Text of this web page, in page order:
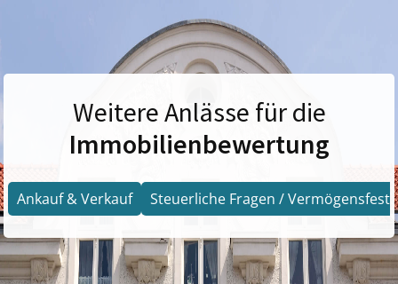
Weitere Anlässe für die
Immobilienbewertung
Ankauf & Verkauf Steuerliche Fragen /